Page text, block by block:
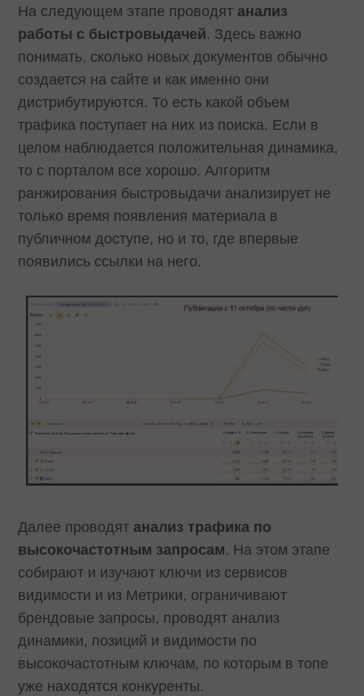
На следующем этапе проводят анализ
работы с быстровыдачей. Здесь важно
понимать, сколько новых документов обычно
создается на сайте и как именно они
дистрибутируются. То есть какой объем
трафика поступает на них из поиска. Если в
целом наблюдается положительная динамика,
то с порталом все хорошо. Алгоритм
ранжирования быстровыдачи анализирует не
только время появления материала в
публичном доступе, но и то, где впервые
появились ссылки на него.
Далее проводят анализ трафика по
высокочастотным запросам. На этом этапе
собирают и изучают ключи из сервисов
видимости и из Метрики, ограничивают
брендовые запросы, проводят анализ
динамики, позиций и видимости по
высокочастотным ключам, по которым в топе
уже находятся конкуренты.